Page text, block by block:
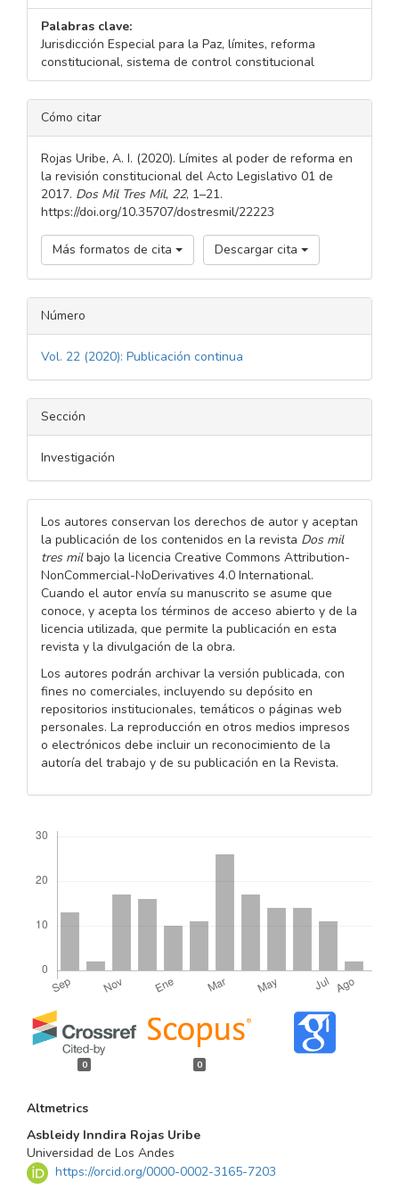
Palabras clave:
Jurisdicción Especial para la Paz, límites, reforma
constitucional, sistema de control constitucional
DETALLES
DEL
ARTÍCULO
Cómo citar
Rojas Uribe, A. I. (2020). Límites al poder de reforma en
la revisión constitucional del Acto Legislativo 01 de
2017. Dos Mil Tres Mil, 22, 1–21.
https://doi.org/10.35707/dostresmil/22223
Más formatos de cita Descargar cita
Número
Vol. 22 (2020): Publicación continua
Sección
Investigación
Los autores conservan los derechos de autor y aceptan
la publicación de los contenidos en la revista Dos mil
tres milbajo la licencia Creative Commons Attribution-
NonCommercial-NoDerivatives 4.0 International.
Cuando el autor envía su manuscrito se asume que
conoce, y acepta los términos de acceso abierto y de la
licencia utilizada, que permite la publicación en esta
revista y la divulgación de la obra.
Los autores podrán archivar la versión publicada, con
fines no comerciales, incluyendo su depósito en
repositorios institucionales, temáticos o páginas web
personales. La reproducción en otros medios impresos
o electrónicos debe incluir un reconocimiento de la
autoría del trabajo y de su publicación en la Revista.
0 0
Altmetrics
CONTENIDO
PRINCIPAL
DEL
Asbleidy Inndira Rojas Uribe
Universidad de Los Andes
https://orcid.org/0000-0002-3165-7203